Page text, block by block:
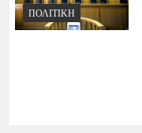
ΠΟΛΙΤΙΚΉ